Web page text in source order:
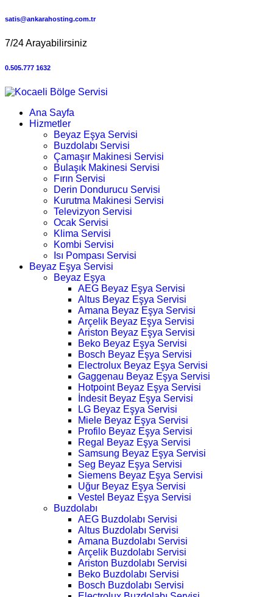
satis@ankarahosting.com.tr
7/24 Arayabilirsiniz
0.505.777 1632
Ana Sayfa
Hizmetler
Beyaz Eşya Servisi
Buzdolabı Servisi
Çamaşır Makinesi Servisi
Bulaşık Makinesi Servisi
Fırın Servisi
Derin Dondurucu Servisi
Kurutma Makinesi Servisi
Televizyon Servisi
Ocak Servisi
Klima Servisi
Kombi Servisi
Isı Pompası Servisi
Beyaz Eşya Servisi
Beyaz Eşya
AEG Beyaz Eşya Servisi
Altus Beyaz Eşya Servisi
Amana Beyaz Eşya Servisi
Arçelik Beyaz Eşya Servisi
Ariston Beyaz Eşya Servisi
Beko Beyaz Eşya Servisi
Bosch Beyaz Eşya Servisi
Electrolux Beyaz Eşya Servisi
Gaggenau Beyaz Eşya Servisi
Hotpoint Beyaz Eşya Servisi
İndesit Beyaz Eşya Servisi
LG Beyaz Eşya Servisi
Miele Beyaz Eşya Servisi
Profilo Beyaz Eşya Servisi
Regal Beyaz Eşya Servisi
Samsung Beyaz Eşya Servisi
Seg Beyaz Eşya Servisi
Siemens Beyaz Eşya Servisi
Uğur Beyaz Eşya Servisi
Vestel Beyaz Eşya Servisi
Buzdolabı
AEG Buzdolabı Servisi
Altus Buzdolabı Servisi
Amana Buzdolabı Servisi
Arçelik Buzdolabı Servisi
Ariston Buzdolabı Servisi
Beko Buzdolabı Servisi
Bosch Buzdolabı Servisi